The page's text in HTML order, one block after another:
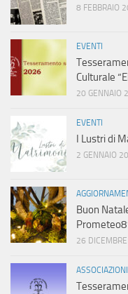
8 FEBBRAIO
EVENTI
Culturale
20 GENNAIO
EVENTI
I Lustri di
2 GENNAIO
Buon
26
ASSOCIAZIONI